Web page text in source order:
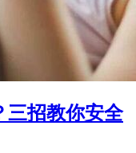
三招教你安全